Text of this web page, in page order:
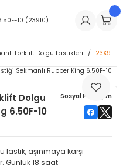
Forklift Dolgu Lastikleri 23X9-
Dolgu
6.50F-10
Sosyal Paylaşım
lastik, aşınmaya karşı
Günlük 18 saat